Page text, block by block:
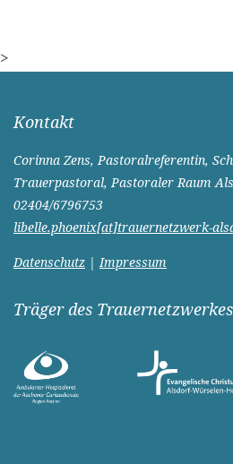
>
Kontakt
Corinna Zens, Pastoralreferentin,
Trauerpastoral, Pastoraler Raum
02404/6796753
libelle.phoenix[at]trauernetzwerk-
Datenschutz |Impressum
Träger des